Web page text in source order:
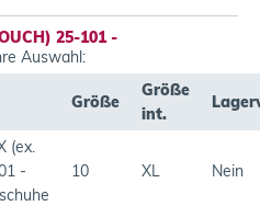
25-101 -
Auswahl:
Größe
Größe
int.
(ex.
-
10 XL Nein